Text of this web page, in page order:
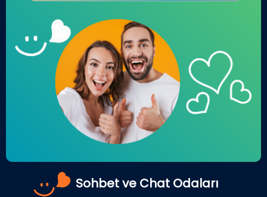
Sohbet ve Chat Odaları